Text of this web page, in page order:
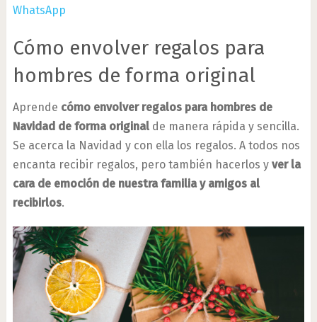
WhatsApp
Cómo envolver regalos para
hombres de forma original
Aprende cómo envolver regalos para hombres de
Navidad de forma originalde manera rápida y sencilla.
Se acerca la Navidad y con ella los regalos. A todos nos
encanta recibir regalos, pero también hacerlos y ver la
cara de emoción de nuestra familia y amigos al
recibirlos.